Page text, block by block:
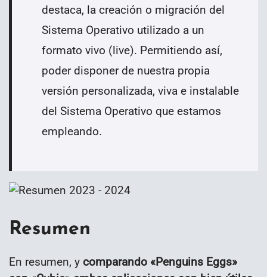
destaca, la creación o migración del
Sistema Operativo utilizado a un
formato vivo (live). Permitiendo así,
poder disponer de nuestra propia
versión personalizada, viva e instalable
del Sistema Operativo que estamos
empleando.
Resumen
En resumen, y comparando «Penguins Eggs»